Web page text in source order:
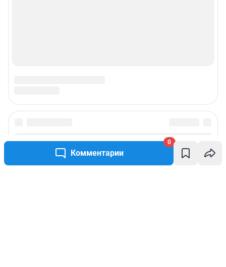
Комментарии
0